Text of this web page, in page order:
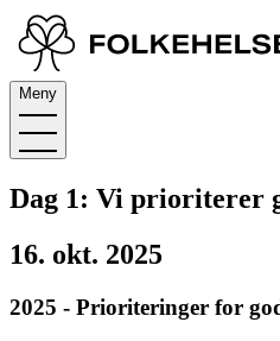
Meny
Dag 1: Vi prioriterer
16. okt. 2025
2025 - Prioriteringer for